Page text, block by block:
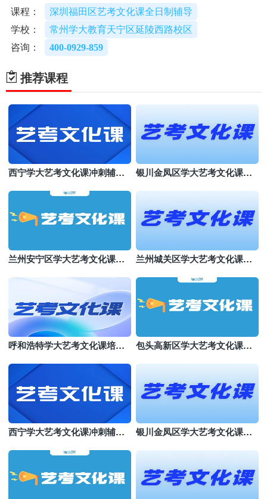
课程：
深圳福田区艺考文化课全日制辅导
学校：
常州学大教育天宁区延陵西路校区
咨询：
400-0929-859
推荐课程
西宁学大艺考文化课冲刺辅导
银川金凤区学大艺考文化课机
兰州安宁区学大艺考文化课培
兰州城关区学大艺考文化课班
呼和浩特学大艺考文化课培训
包头高新区学大艺考文化课集
西宁学大艺考文化课冲刺辅导
银川金凤区学大艺考文化课机